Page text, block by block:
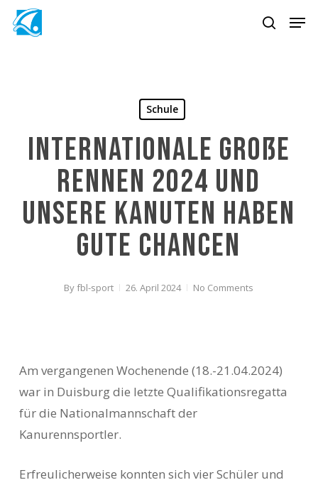
Skip
search
Schule
Internationale große
Rennen 2024 und
unsere Kanuten haben
gute Chancen
Byfbl-sport 26. April 2024 No Comments
Am vergangenen Wochenende (18.-21.04.2024)
war in Duisburg die letzte Qualifikationsregatta
für die Nationalmannschaft der
Kanurennsportler.
Erfreulicherweise konnten sich vier Schüler und